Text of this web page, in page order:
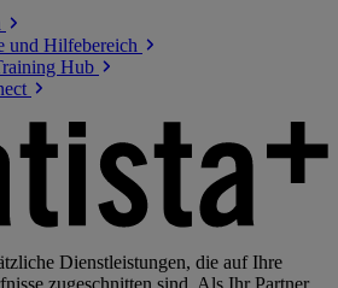
und Hilfebereich
Hub
Dienstleistungen, die auf Ihre
zugeschnitten sind. Als Ihr Partner